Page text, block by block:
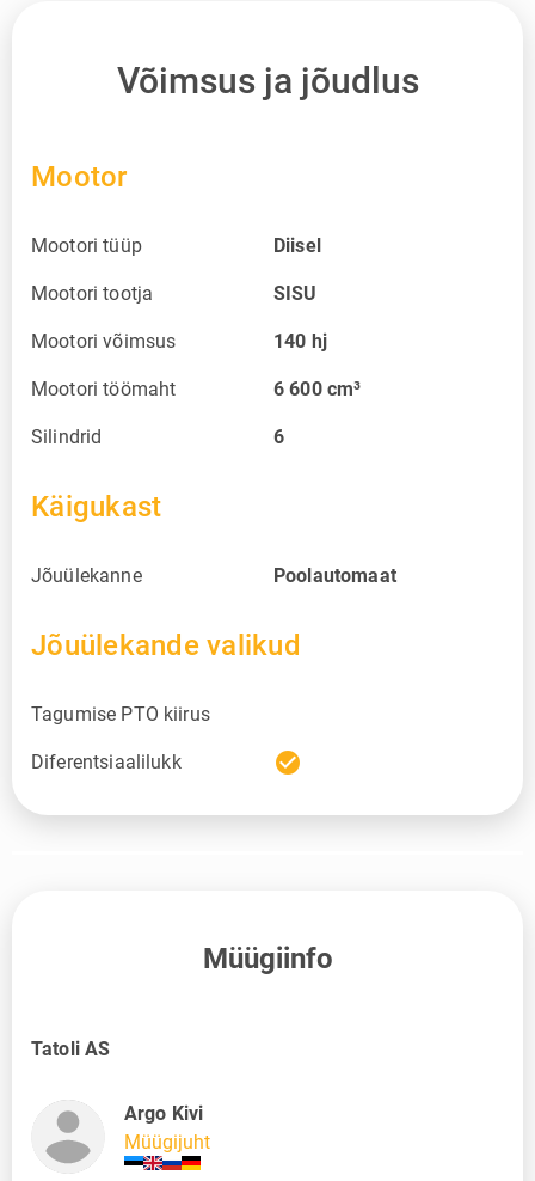
Võimsus ja jõudlus
Mootor
Mootori tüüp Diisel
Mootori tootja SISU
Mootori võimsus 140 hj
Mootori töömaht 6 600 cm³
Silindrid 6
Käigukast
Jõuülekanne Poolautomaat
Jõuülekande valikud
Tagumise PTO kiirus
Diferentsiaalilukk check_circle
Müügiinfo
Tatoli AS
Argo Kivi
Müügijuht